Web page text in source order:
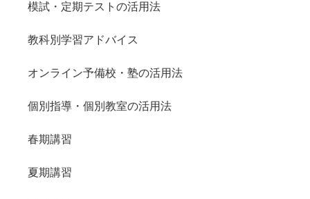
模試・定期テストの活用法
教科別学習アドバイス
オンライン予備校・塾の活用法
個別指導・個別教室の活用法
春期講習
夏期講習